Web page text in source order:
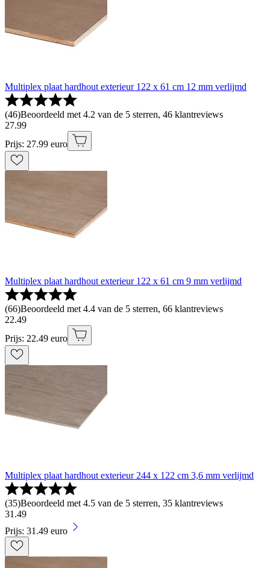
Multiplex plaat hardhout exterieur 122 x 61 cm 12 mm verlijmd
(46)Beoordeeld met 4.2 van de 5 sterren, 46 klantreviews
27.99
Prijs: 27.99 euro
Multiplex plaat hardhout exterieur 122 x 61 cm 9 mm verlijmd
(66)Beoordeeld met 4.4 van de 5 sterren, 66 klantreviews
22.49
Prijs: 22.49 euro
Multiplex plaat hardhout exterieur 244 x 122 cm 3,6 mm verlijmd
(35)Beoordeeld met 4.5 van de 5 sterren, 35 klantreviews
31 .49
Prijs: 31.49 euro